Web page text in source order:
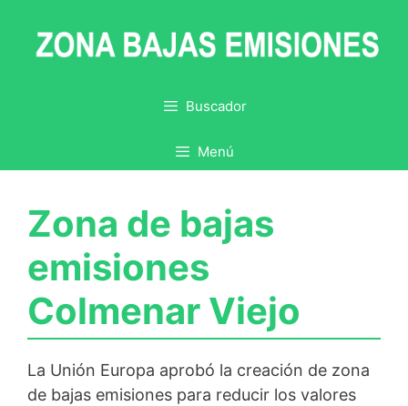
contenido
Buscador
Menú
Zona de bajas
emisiones
Colmenar Viejo
La Unión Europa aprobó la creación de zona
de bajas emisiones para reducir los valores